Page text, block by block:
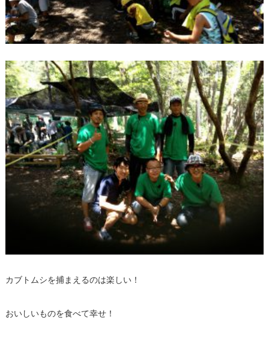
カブトムシを捕まえるのは楽しい！
おいしいものを食べて幸せ！